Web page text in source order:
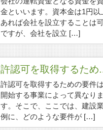
金といいます。資本金は1円以
あれば会社を設立することは
ですが、会社を設立 […]
許認可を取得するため
許認可を取得するための要件は
開始する事業によって異なりま
す。そこで、ここでは、建設
例に、どのような要件が […]